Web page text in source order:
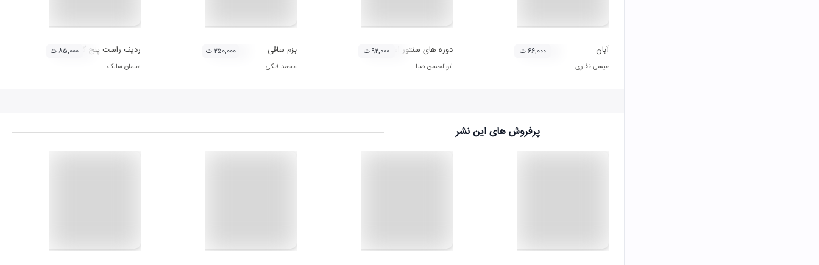
آبان
عیسی غفاری
۶۶,۰۰۰ ت دوره های سنتور استاد ابوالحسن صبا (لوح دوم)
ابوالحسن صبا
۹۲,۰۰۰ ت بزم ساقی
محمد فلکی
۲۵۰,۰۰۰ ت ردیف راست پنج گاه بر اساس مقام راست
سلمان سالک
۸۵,۰۰۰ ت
پرفروش های این نشر